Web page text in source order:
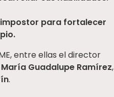
para fortalecer
entre ellas el director
María Guadalupe Ramírez,
.